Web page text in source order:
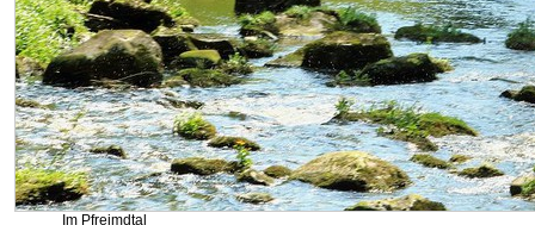
Im Pfreimdtal